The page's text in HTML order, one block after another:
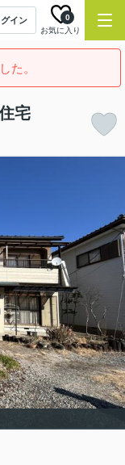
グイン
お気に入り
0
た。
宅